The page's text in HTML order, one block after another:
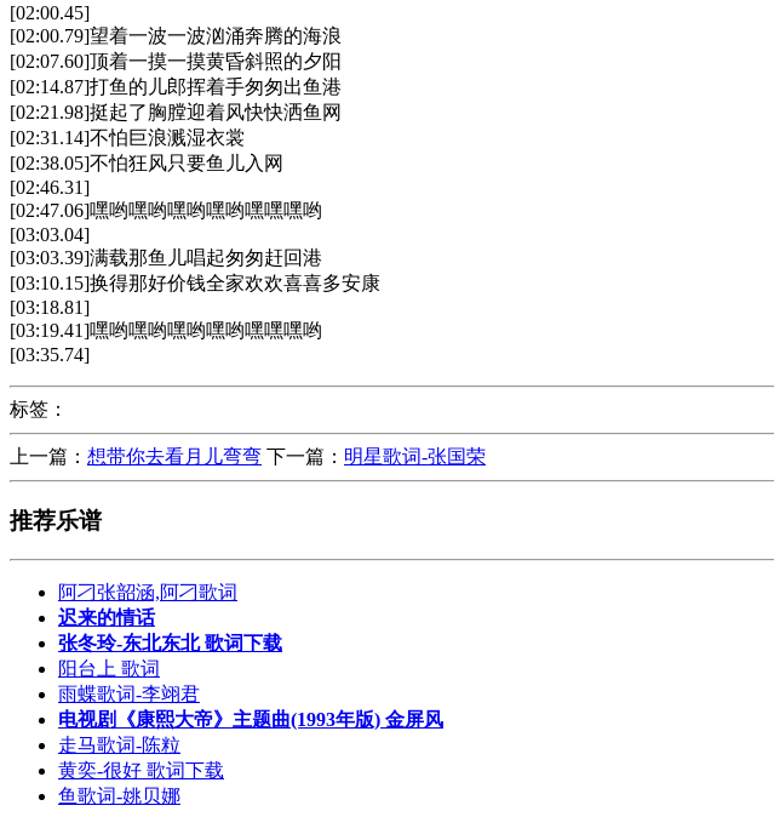
[02:00.45]
[02:00.79]望着一波一波汹涌奔腾的海浪
[02:07.60]顶着一摸一摸黄昏斜照的夕阳
[02:14.87]打鱼的儿郎挥着手匆匆出鱼港
[02:21.98]挺起了胸膛迎着风快快洒鱼网
[02:31.14]不怕巨浪溅湿衣裳
[02:38.05]不怕狂风只要鱼儿入网
[02:46.31]
[02:47.06]嘿哟嘿哟嘿哟嘿哟嘿嘿嘿哟
[03:03.04]
[03:03.39]满载那鱼儿唱起匆匆赶回港
[03:10.15]换得那好价钱全家欢欢喜喜多安康
[03:18.81]
[03:19.41]嘿哟嘿哟嘿哟嘿哟嘿嘿嘿哟
[03:35.74]
标签：
上一篇： 想带你去看月儿弯弯 下一篇： 明星歌词-张国荣
推荐乐谱
阿刁张韶涵,阿刁歌词
迟来的情话
张冬玲-东北东北 歌词下载
阳台上 歌词
雨蝶歌词-李翊君
电视剧《康熙大帝》主题曲(1993年版) 金屏风
走马歌词-陈粒
黄奕-很好 歌词下载
鱼歌词-姚贝娜